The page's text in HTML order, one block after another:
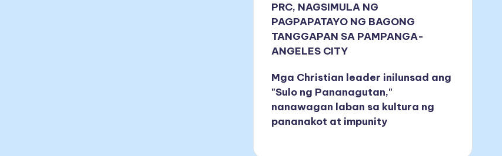
PRC, NAGSIMULA NG
PAGPAPATAYO NG BAGONG
TANGGAPAN SA PAMPANGA-
ANGELES CITY
Mga Christian leader inilunsad ang
"Sulo ng Pananagutan,"
nanawagan laban sa kultura ng
pananakot at impunity